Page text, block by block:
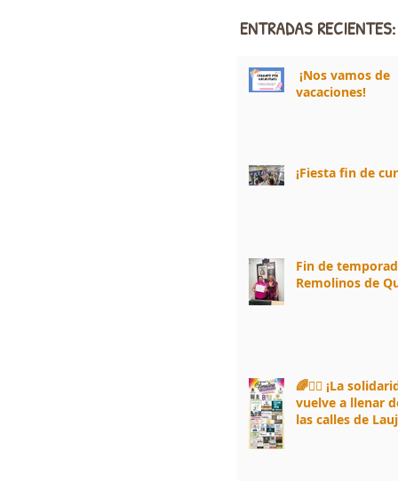
ENTRADAS RECIENTES:
¡Nos vamos de
vacaciones!
¡Fiesta fin de
Fin de
Remolinos de
🌈🏃‍♀️ ¡La
vuelve a llenar
las calles de